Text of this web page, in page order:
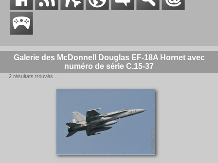
Galerie des McDonnell Douglas EF-18A Hornet avec
numéro de série C.15-37
. . . 2 résultats trouvés . . .